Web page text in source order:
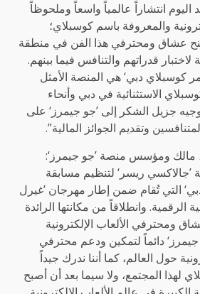
انتشاراً عالمياً واسعاً وملحوظاً
والمعروفة باسم كوسبلاي؛
منح عشاق ومحترفي هذا الفن في منطقة
قدراتهم والتنافس فيما بينهم.
كوسبلاي دبي‘ هي المنصة الأمثل
الاستثنائية في دبي وأنحاء
جزيل الشكر إلى ’جو جيمرز‘ على
وتقديم الجوائز المالية”.
مالك ومؤسس منصة ’جو جيمرز‘:
’جالاكسي ريسر‘ لتنظيم مسابقة
التي تُقام ضمن إطار مهرجان ’غيرل
الرقمية. وانطلاقاً من مكانتها الرائدة
ومحترفي الألعاب الإلكترونية
دائماً لتمكين ودعم محترفي
حول العالم، كما أننا ندرك جيداً
لهذا المجتمع، ولا سيما بعد أن أصبح